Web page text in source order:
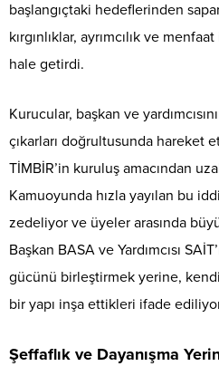
başlangıçtaki hedeflerinden
kırgınlıklar, ayrımcılık ve
hale getirdi.
Kurucular, başkan ve
çıkarları doğrultusunda hareket
TİMBİR’in kuruluş amacından
Kamuoyunda hızla yayılan bu
zedeliyor ve üyeler arasında
Başkan BASA ve Yardımcısı
gücünü birleştirmek yerine,
bir yapı inşa ettikleri ifade
Şeffaflık ve Dayanışma